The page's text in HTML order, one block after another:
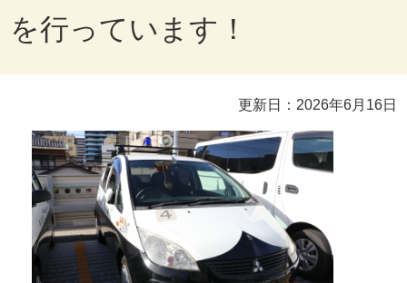
を行っています！
更新日：2026年6月16日